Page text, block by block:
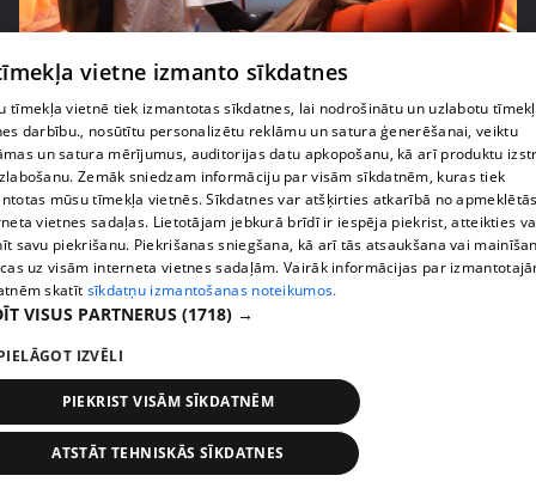
Vai pasaules krīzes ietekmē lēmumu par bērnu
radīšanu?
14. epizode
pirms 3 mēnešiem
vietne izmanto sīkdatnes
tīmekļa vietnē tiek izmantotas sīkdatnes, lai nodrošinātu un uzlabotu
darbību., nosūtītu personalizētu reklāmu un satura ģenerēšanai, veiktu
un satura mērījumus, auditorijas datu apkopošanu, kā arī produktu
Zemāk sniedzam informāciju par visām sīkdatnēm, kuras tiek
mūsu tīmekļa vietnēs. Sīkdatnes var atšķirties atkarībā no
vietnes sadaļas. Lietotājam jebkurā brīdī ir iespēja piekrist, atteikties
savu piekrišanu. Piekrišanas sniegšana, kā arī tās atsaukšana vai
uz visām interneta vietnes sadaļām. Vairāk informācijas par
skatīt sīkdatņu izmantošanas noteikumos.
VISUS PARTNERUS (1718) →
IZVĒLI
PIEKRIST VISĀM SĪKDATNĒM
ATSTĀT TEHNISKĀS SĪKDATNES